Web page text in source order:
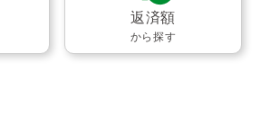
返済額
から探す